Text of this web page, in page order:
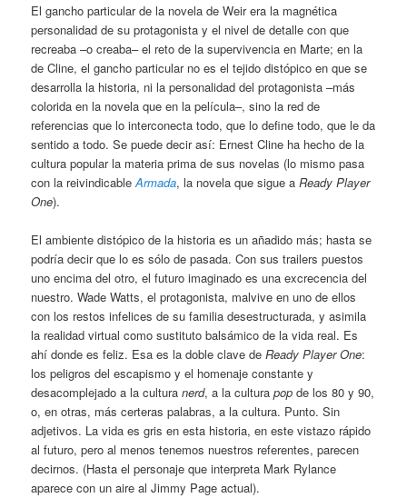
El gancho particular de la novela de Weir era la magnética
personalidad de su protagonista y el nivel de detalle con que
recreaba –o creaba– el reto de la supervivencia en Marte; en la
de Cline, el gancho particular no es el tejido distópico en que se
desarrolla la historia, ni la personalidad del protagonista –más
colorida en la novela que en la película–, sino la red de
referencias que lo interconecta todo, que lo define todo, que le da
sentido a todo. Se puede decir así: Ernest Cline ha hecho de la
cultura popular la materia prima de sus novelas (lo mismo pasa
con la reivindicableArmada, la novela que sigue aReady Player
One).
El ambiente distópico de la historia es un añadido más; hasta se
podría decir que lo es sólo de pasada. Con sus trailers puestos
uno encima del otro, el futuro imaginado es una excrecencia del
nuestro. Wade Watts, el protagonista, malvive en uno de ellos
con los restos infelices de su familia desestructurada, y asimila
la realidad virtual como sustituto balsámico de la vida real. Es
ahí donde es feliz. Esa es la doble clave deReady Player One:
los peligros del escapismo y el homenaje constante y
desacomplejado a la culturanerd, a la culturapop de los 80 y 90,
o, en otras, más certeras palabras, a la cultura. Punto. Sin
adjetivos. La vida es gris en esta historia, en este vistazo rápido
al futuro, pero al menos tenemos nuestros referentes, parecen
decirnos. (Hasta el personaje que interpreta Mark Rylance
aparece con un aire al Jimmy Page actual).